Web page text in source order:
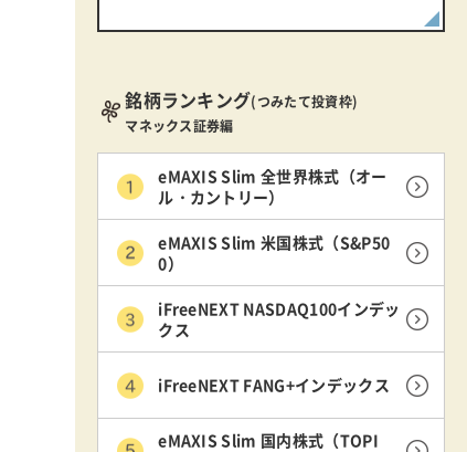
銘柄ランキング(つみたて投資枠)
マネックス証券編
eMAXIS Slim 全世界株式（オー
ル・カントリー）
eMAXIS Slim 米国株式（S&P50
0）
iFreeNEXT NASDAQ100インデッ
クス
iFreeNEXT FANG+インデックス
eMAXIS Slim 国内株式（TOPI